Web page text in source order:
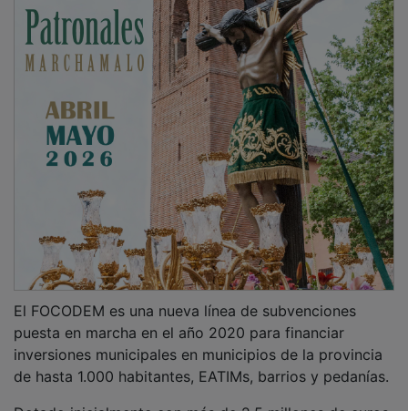
puesta en marcha en el año 2020 para financiar
inversiones municipales en municipios de la provincia
de hasta 1.000 habitantes, EATIMs, barrios y pedanías.